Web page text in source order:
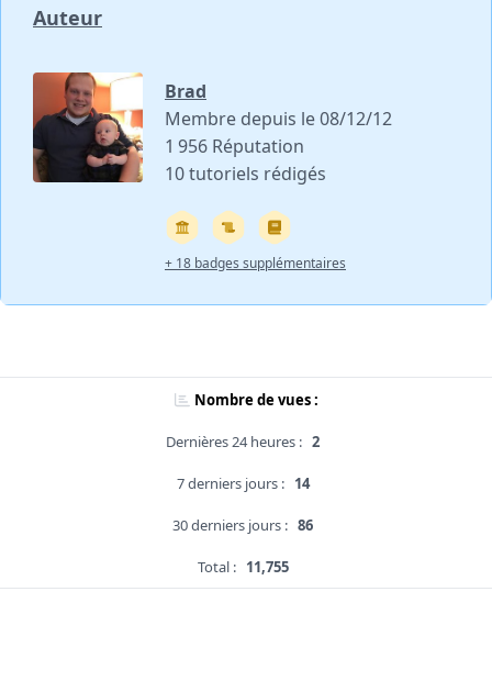
Auteur
Brad
Membre depuis le 08/12/12
1 956 Réputation
10 tutoriels rédigés
+ 18 badges supplémentaires
Nombre de vues :
Dernières 24 heures : 2
7 derniers jours : 14
30 derniers jours : 86
Total : 11,755